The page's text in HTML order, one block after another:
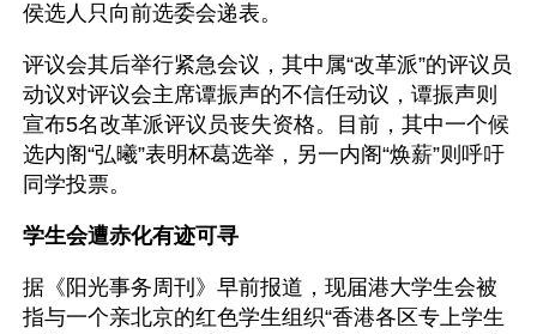
侯选人只向前选委会递表。
评议会其后举行紧急会议，其中属“改革派”的评议员
动议对评议会主席谭振声的不信任动议，谭振声则
宣布5名改革派评议员丧失资格。目前，其中一个候
选内阁“弘曦”表明杯葛选举，另一内阁“焕薪”则呼吁
同学投票。
学生会遭赤化有迹可寻
据《阳光事务周刊》早前报道，现届港大学生会被
指与一个亲北京的红色学生组织“香港各区专上学生